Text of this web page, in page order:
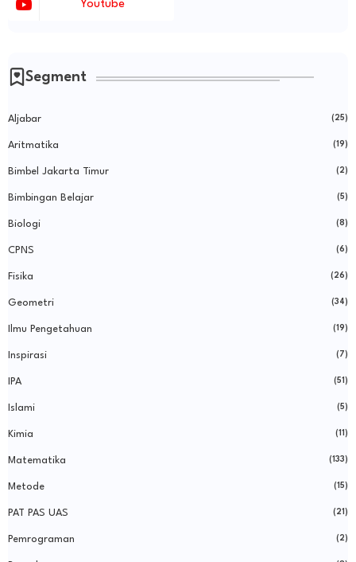
Youtube
Segment
Aljabar (25)
Aritmatika (19)
Bimbel Jakarta Timur (2)
Bimbingan Belajar (5)
Biologi (8)
CPNS (6)
Fisika (26)
Geometri (34)
Ilmu Pengetahuan (19)
Inspirasi (7)
IPA (51)
Islami (5)
Kimia (11)
Matematika (133)
Metode (15)
PAT PAS UAS (21)
Pemrograman (2)